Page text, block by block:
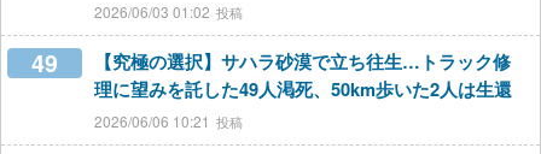
2026/06/03 01:02
49
【究極の選択】サハラ砂漠で立ち往生…トラック修
理に望みを託した49人渇死、50km歩いた2人は生還
2026/06/06 10:21